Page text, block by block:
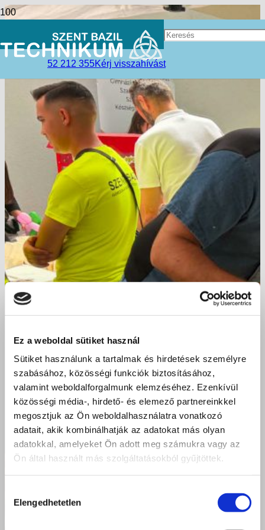
Ez a weboldal sütiket használ
Sütiket használunk a tartalmak és hirdetések személyre
szabásához, közösségi funkciók biztosításához,
valamint weboldalforgalmunk elemzéséhez. Ezenkívül
közösségi média-, hirdető- és elemező partnereinkkel
megosztjuk az Ön weboldalhasználatra vonatkozó
adatait, akik kombinálhatják az adatokat más olyan
adatokkal, amelyeket Ön adott meg számukra vagy az
Ön által használt más szolgáltatásokból gyűjtöttek.
kiválasztása
Elengedhetetlen
52 212 355Kérj visszahívást